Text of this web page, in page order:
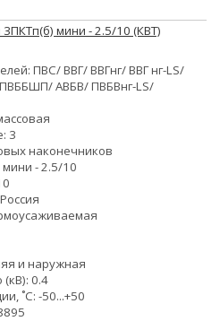
мини - 2.5/10 (КВТ)
ПВС/ ВВГ/ ВВГнг/ ВВГ нг-LS/
АВБВ/ ПВБВнг-LS/
3
наконечников
- 2.5/10
и наружная
0.4
˚С: -50...+50